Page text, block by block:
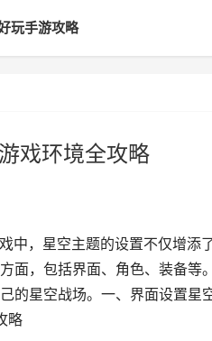
玩手游攻略
戏环境全攻略
中，星空主题的设置不仅增添
面，包括界面、角色、装备等
的星空战场。一、界面设置星
略